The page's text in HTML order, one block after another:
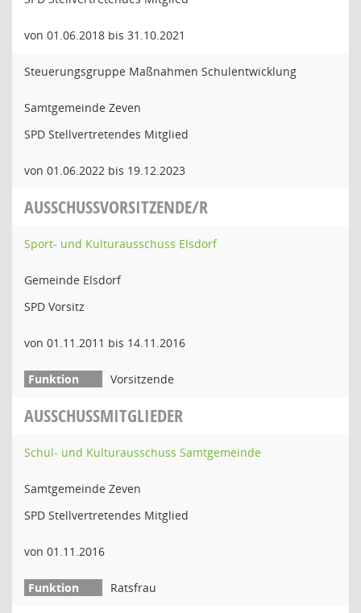
von 01.06.2018 bis 31.10.2021
Steuerungsgruppe Maßnahmen Schulentwicklung
Samtgemeinde Zeven
SPD Stellvertretendes Mitglied
von 01.06.2022 bis 19.12.2023
AUSSCHUSSVORSITZENDE/R
Sport- und Kulturausschuss Elsdorf
Gemeinde Elsdorf
SPD Vorsitz
von 01.11.2011 bis 14.11.2016
Vorsitzende
AUSSCHUSSMITGLIEDER
Schul- und Kulturausschuss Samtgemeinde
Samtgemeinde Zeven
SPD Stellvertretendes Mitglied
von 01.11.2016
Ratsfrau